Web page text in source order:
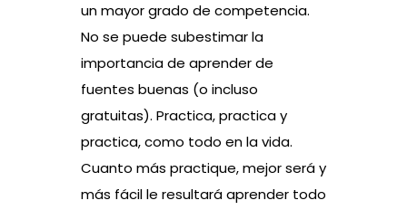
un mayor grado de competencia.
No se puede subestimar la
importancia de aprender de
fuentes buenas (o incluso
gratuitas). Practica, practica y
practica, como todo en la vida.
Cuanto más practique, mejor será y
más fácil le resultará aprender todo